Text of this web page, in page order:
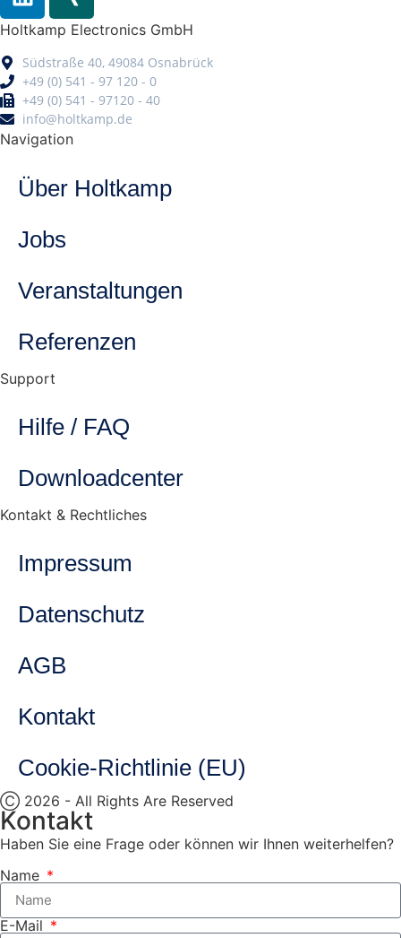
Holtkamp Electronics GmbH
Südstraße 40, 49084 Osnabrück
+49 (0) 541 - 97 120 - 0
+49 (0) 541 - 97120 - 40
info@holtkamp.de
Navigation
Über Holtkamp
Jobs
Veranstaltungen
Referenzen
Support
Hilfe / FAQ
Downloadcenter
Kontakt & Rechtliches
Impressum
Datenschutz
AGB
Kontakt
Cookie-Richtlinie (EU)
Ⓒ 2026 - All Rights Are Reserved
Kontakt
Haben Sie eine Frage oder können wir Ihnen weiterhelfen?
Name
E-Mail